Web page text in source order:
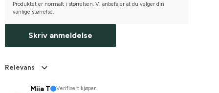
Produktet er normalt i størrelsen. Vi anbefaler at du velger din
vanlige størrelse.
Skriv anmeldelse
Relevans
Miia T
Verifisert kjøper